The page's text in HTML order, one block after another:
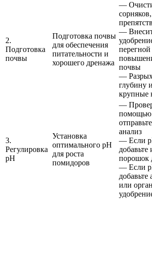
2.
Подготовка
почвы
Подготовка почвы
для обеспечения
питательности и
хорошего дренажа
—
—
почвы
—
глубину
крупные
3.
Регулировка
pH
Установка
оптимального pH
для роста
помидоров
—
помощью
анализ
— Если
добавьте
порошок
— Если
или